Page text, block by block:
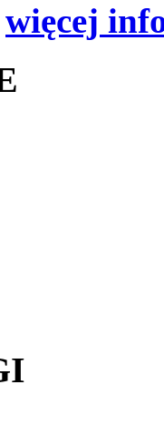
więcej